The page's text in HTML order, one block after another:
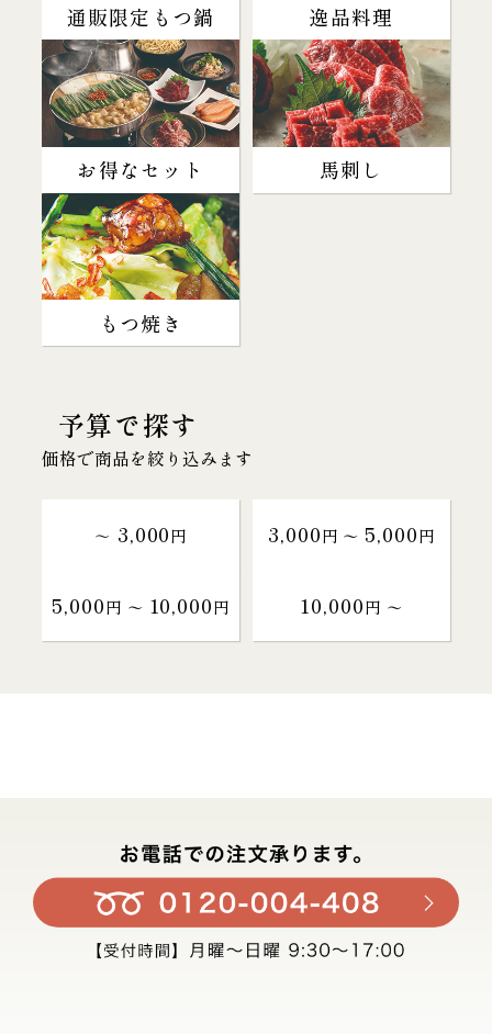
通販限定もつ鍋 逸品料理
お得なセット 馬刺し
もつ焼き
予算で探す
価格で商品を絞り込みます
～ 3,000円 3,000円 〜 5,000円
5,000円 〜 10,000円 10,000円 〜